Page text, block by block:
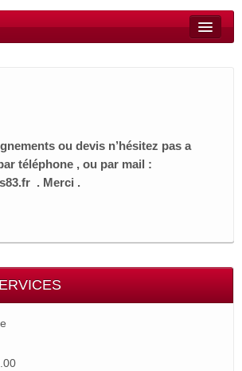
puce
blindées
– Professionnelles – Bijoux
ou devis n’hésitez pas a
téléphone , ou par mail :
. Merci .